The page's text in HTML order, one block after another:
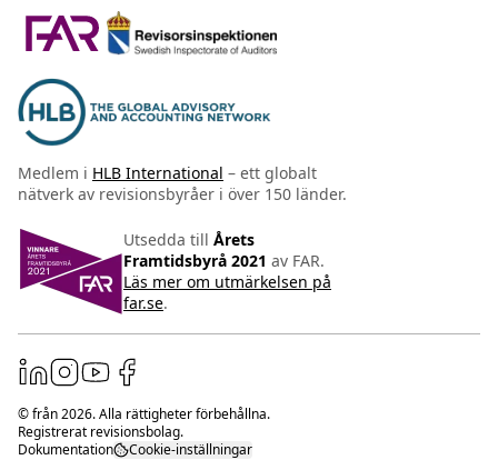
Medlem i HLB International – ett globalt
nätverk av revisionsbyråer i över 150 länder.
Utsedda till Årets
Framtidsbyrå 2021 av FAR.
Läs mer om utmärkelsen på
far.se.
© från2026. Alla rättigheter förbehållna.
Registrerat revisionsbolag.
Dokumentation
Cookie-inställningar